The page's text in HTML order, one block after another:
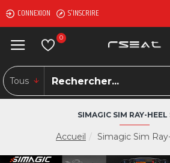
CONNEXION S'INSCRIRE
0
Tous
Accueil Simagic Sim
SIMAGIC SIM RAY-HEEL